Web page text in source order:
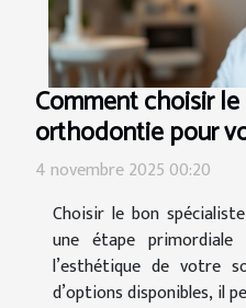
Comment choisir
orthodontie pour
4 novembre 2025 00:20
Choisir le bon
une étape
l’esthétique de votre
d’options disponibles, il